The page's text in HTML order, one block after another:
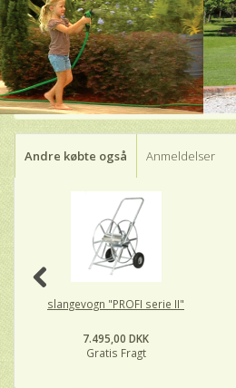
Andre købte også Anmeldelser
slangevogn "PROFI serie II"
7.495,00 DKK
Gratis Fragt